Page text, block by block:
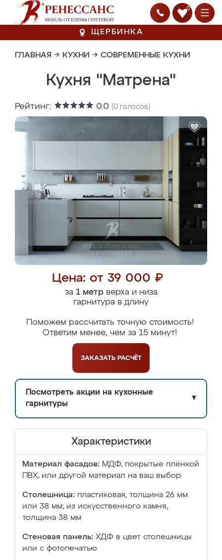
0
ЩЕРБИНКА
ГЛАВНАЯ → КУХНИ → СОВРЕМЕННЫЕ КУХНИ
Кухня "Матрена"
Рейтинг: 0.0 (0 голосов)
Цена: от 39 000 ₽
за 1 метрверха и низа
гарнитура в длину
Поможем рассчитать точную стоимость!
Ответим менее, чем за 15 минут!
ЗАКАЗАТЬ РАСЧЁТ
Посмотреть акции на кухонные
гарнитуры
▼
Характеристики
Материал фасадов: МДФ, покрытые плёнкой
ПВХ, или другой материал на ваш выбор
Столешница: пластиковая, толщина 26 мм
или 38 мм; из искусственного камня,
толщина 38 мм
Стеновая панель: ХДФ в цвет столешницы
или с фотопечатью